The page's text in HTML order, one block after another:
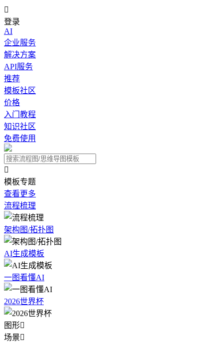

登录
AI
企业服务
解决方案
API服务
推荐
模板社区
价格
入门教程
知识社区
免费使用

模板专题
查看更多
流程梳理
架构图/拓扑图
AI生成模板
一图看懂AI
2026世界杯
图形
场景